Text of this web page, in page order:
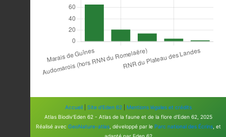
Accueil| Site d'Eden 62|
Mentions légales et crédits
Atlas Biodiv'Eden 62 - Atlas de la faune et de la flore d'Eden 62, 2025
Réalisé avec GeoNature-atlas, développé par le Parc national des Écrins, et